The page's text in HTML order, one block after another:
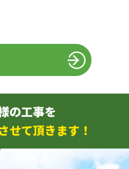
の工事を
せて頂きます！